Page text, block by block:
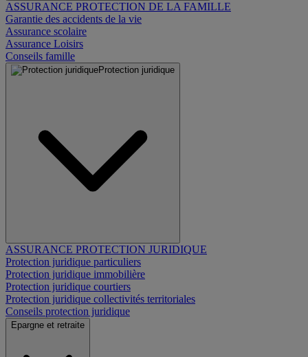
ASSURANCE PROTECTION DE LA FAMILLE
Garantie des accidents de la vie
Assurance scolaire
Assurance Loisirs
Conseils famille
Protection juridique
ASSURANCE PROTECTION JURIDIQUE
Protection juridique particuliers
Protection juridique immobilière
Protection juridique courtiers
Protection juridique collectivités territoriales
Conseils protection juridique
Epargne et retraite